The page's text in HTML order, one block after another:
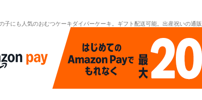
子にも人気のおむつケーキダイパーケーキ。ギフト配送可能。出産祝いの通販